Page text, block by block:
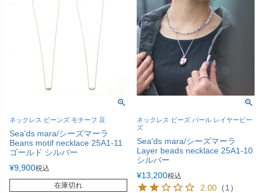
ネックレス ビーンズ モチーフ 豆
Sea'ds mara/シーズマーラ
Beans motif necklace 25A1-11
ゴールド シルバー
¥9,900税込
在庫切れ
ネックレス ビーズ パール レイヤービー
ズ
Sea'ds mara/シーズマーラ
Layer beads necklace 25A1-10
シルバー
¥13,200税込
2.00 （1 ）